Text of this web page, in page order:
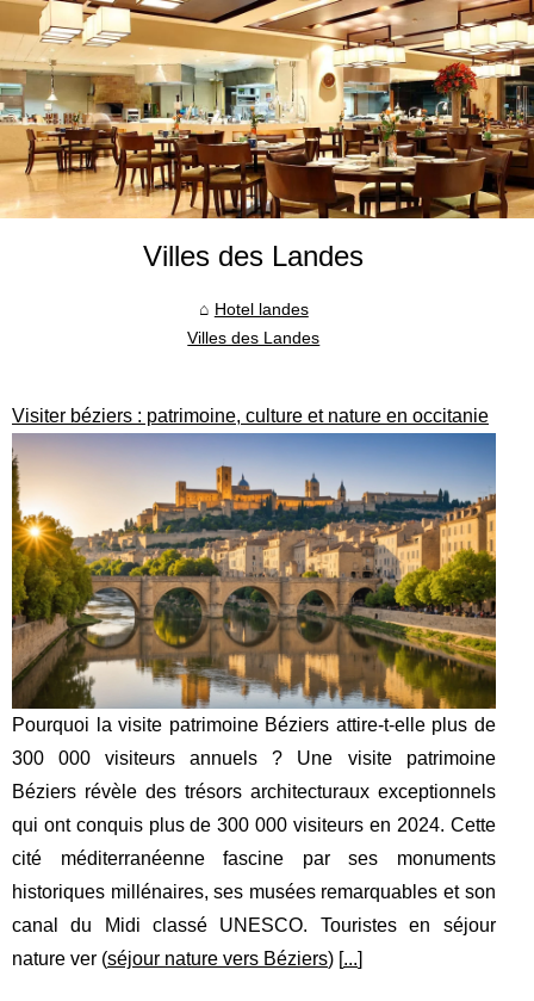
Villes des Landes
Hotel landes
Villes des Landes
Visiter béziers : patrimoine, culture et nature en occitanie
Pourquoi la visite patrimoine Béziers attire-t-elle plus de
300 000 visiteurs annuels ? Une visite patrimoine
Béziers révèle des trésors architecturaux exceptionnels
qui ont conquis plus de 300 000 visiteurs en 2024. Cette
cité méditerranéenne fascine par ses monuments
historiques millénaires, ses musées remarquables et son
canal du Midi classé UNESCO. Touristes en séjour
nature ver (séjour nature vers Béziers) [ ...